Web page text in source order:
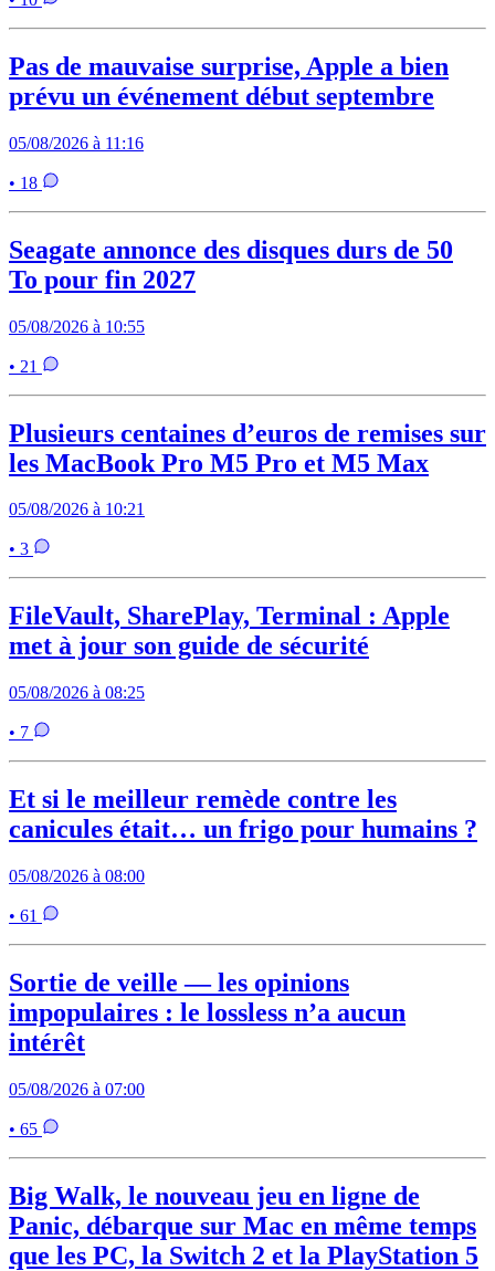
Pas de mauvaise surprise, Apple a bien
prévu un événement début septembre
05/08/2026 à 11:16
• 18
Seagate annonce des disques durs de 50
To pour fin 2027
05/08/2026 à 10:55
• 21
Plusieurs centaines d’euros de remises sur
les MacBook Pro M5 Pro et M5 Max
05/08/2026 à 10:21
• 3
FileVault, SharePlay, Terminal : Apple
met à jour son guide de sécurité
05/08/2026 à 08:25
• 7
Et si le meilleur remède contre les
canicules était… un frigo pour humains ?
05/08/2026 à 08:00
• 61
Sortie de veille — les opinions
impopulaires : le lossless n’a aucun
intérêt
05/08/2026 à 07:00
• 65
Big Walk, le nouveau jeu en ligne de
Panic, débarque sur Mac en même temps
que les PC, la Switch 2 et la PlayStation 5